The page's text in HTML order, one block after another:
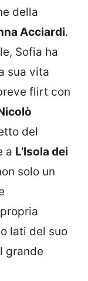
della
Acciardi.
Sofia ha
sua vita
flirt con
del
a L’Isola dei
solo un
lati del suo
grande